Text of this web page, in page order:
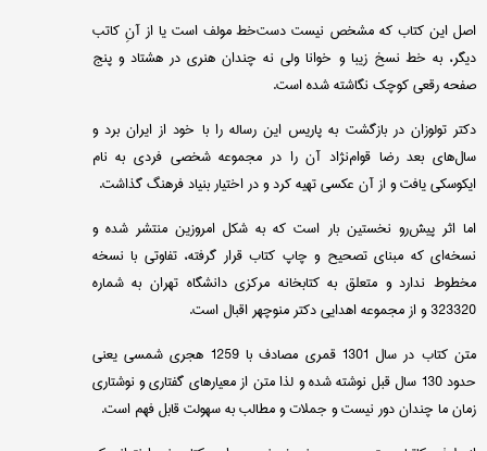
اصل این کتاب که مشخص نیست دست‌خط مولف است یا از آنِ کاتب
دیگر، به خط نسخ زیبا و خوانا ولی نه چندان هنری در هشتاد و پنج
صفحه رقعی کوچک نگاشته شده است.
دکتر تولوزان در بازگشت به پاریس این رساله را با خود از ایران برد و
سال‌های بعد رضا قوام‌نژاد آن را در مجموعه شخصی فردی به نام
ایکوسکی یافت و از آن عکسی تهیه کرد و در اختیار بنیاد فرهنگ گذاشت.
اما اثر پیش‌رو نخستین بار است که به شکل امروزین منتشر شده و
نسخه‌ای که مبنای تصحیح و چاپ کتاب قرار گرفته، تفاوتی با نسخه
مخطوط ندارد و متعلق به کتابخانه مرکزی دانشگاه تهران به شماره
323320 و از مجموعه اهدایی دکتر منوچهر اقبال است.
متن کتاب در سال 1301 قمری مصادف با 1259 هجری شمسی یعنی
حدود 130 سال قبل نوشته شده و لذا متن از معیارهای گفتاری و نوشتاری
زمان ما چندان دور نیست و جملات و مطالب به سهولت قابل فهم است.